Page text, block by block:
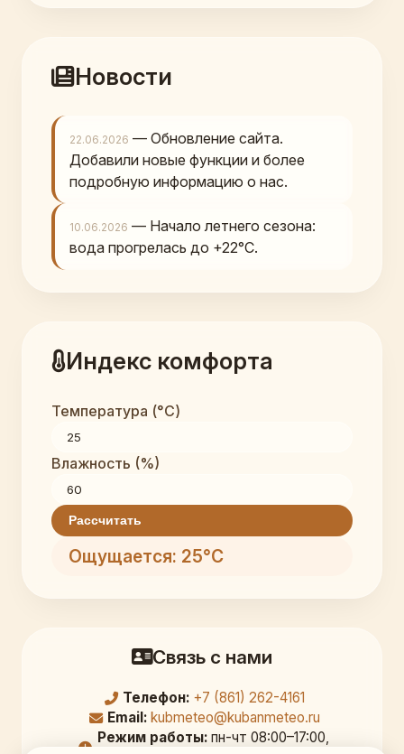
Новости
22.06.2026 — Обновление сайта.
Добавили новые функции и более
подробную информацию о нас.
10.06.2026 — Начало летнего сезона:
вода прогрелась до +22°C.
Индекс комфорта
Температура (°C)
Влажность (%)
Рассчитать
Ощущается: 25°C
Связь с нами
Телефон: +7 (861) 262-4161
Email: kubmeteo@kubanmeteo.ru
Режим работы: пн-чт 08:00–17:00,